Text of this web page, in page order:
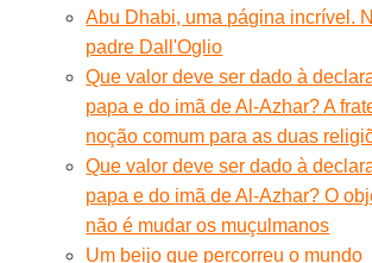
Abu Dhabi, uma página incrível.
padre Dall'Oglio
Que valor deve ser dado à
papa e do imã de Al-Azhar? A
noção comum para as duas
Que valor deve ser dado à
papa e do imã de Al-Azhar? O
não é mudar os muçulmanos
Um beijo que percorreu o mundo